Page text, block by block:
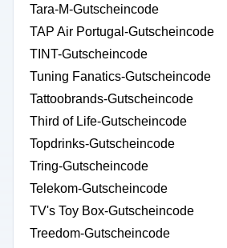
Tara-M-Gutscheincode
TAP Air Portugal-Gutscheincode
TINT-Gutscheincode
Tuning Fanatics-Gutscheincode
Tattoobrands-Gutscheincode
Third of Life-Gutscheincode
Topdrinks-Gutscheincode
Tring-Gutscheincode
Telekom-Gutscheincode
TV's Toy Box-Gutscheincode
Treedom-Gutscheincode